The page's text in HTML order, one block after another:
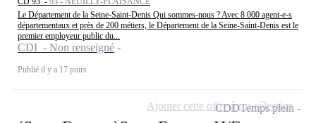
Le Département de la Seine-Saint-Denis Qui sommes-nous ? Avec 8 000 agent-e-s
départementaux et près de 200 métiers, le Département de la Seine-Saint-Denis est le
premier employeur public du...
CDI - Non renseigné
Publié il y a 17 jours
CDDTemps plein
Ajouter cette offre à ma sélection